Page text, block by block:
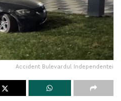
Accident Bulevardul Independentei